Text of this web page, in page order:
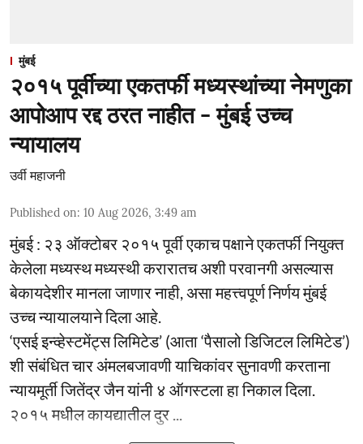
मुंबई
२०१५ पूर्वीच्या एकतर्फी मध्यस्थांच्या नेमणुका
आपोआप रद्द ठरत नाहीत - मुंबई उच्च
न्यायालय
उर्वी महाजनी
Published on: 10 Aug 2026, 3:49 am
मुंबई : २३ ऑक्टोबर २०१५ पूर्वी एकाच पक्षाने एकतर्फी नियुक्त
केलेला मध्यस्थ मध्यस्थी करारातच अशी परवानगी असल्यास
बेकायदेशीर मानला जाणार नाही, असा महत्त्वपूर्ण निर्णय मुंबई
उच्च न्यायालयाने दिला आहे.
‘एसई इन्व्हेस्टमेंट्स लिमिटेड’ (आता ‘पैसालो डिजिटल लिमिटेड’)
शी संबंधित चार अंमलबजावणी याचिकांवर सुनावणी करताना
न्यायमूर्ती जितेंद्र जैन यांनी ४ ऑगस्टला हा निकाल दिला.
२०१५ मधील कायद्यातील दुर ...